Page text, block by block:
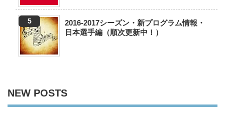
2016-2017シーズン・新プログラム情報・
日本選手編（順次更新中！）
NEW POSTS